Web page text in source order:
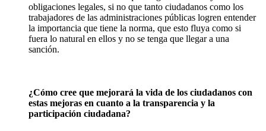
obligaciones legales, si no que tanto ciudadanos como los
trabajadores de las administraciones públicas logren entender
la importancia que tiene la norma, que esto fluya como si
fuera lo natural en ellos y no se tenga que llegar a una
sanción.
¿Cómo cree que mejorará la vida de los ciudadanos con
estas mejoras en cuanto a la transparencia y la
participación ciudadana?